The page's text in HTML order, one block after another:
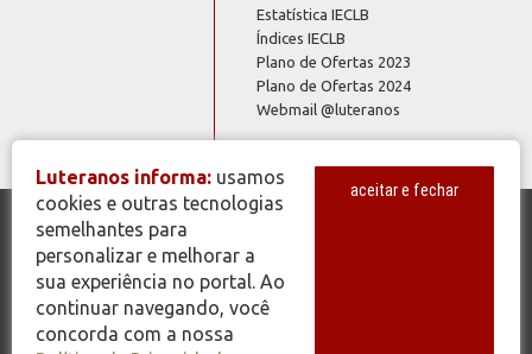
Estatística IECLB
Índices IECLB
Plano de Ofertas 2023
Plano de Ofertas 2024
Webmail @luteranos
© Copyright 2026 - Todos os Direitos Reservados - IECLB - Igreja
Evangélica de Confissão Luterana no Brasil - Portal Luteranos -
www.luteranos.com.br
Luteranos informa: usamos
cookies e outras tecnologias
semelhantes para
personalizar e melhorar a
sua experiência no portal. Ao
continuar navegando, você
concorda com a nossa
aceitar e fechar